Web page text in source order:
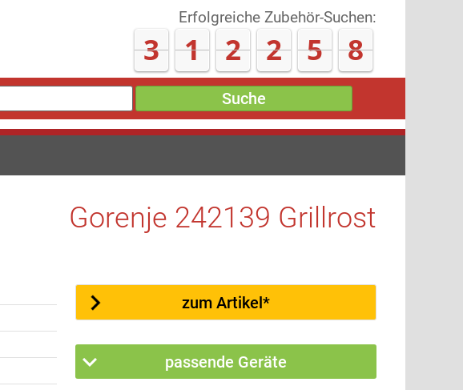
Erfolgreiche Zubehör-Suchen:
3 1 2 3 0 8
Suche
Gorenje 242139 Grillrost
zum Artikel*
passende Geräte